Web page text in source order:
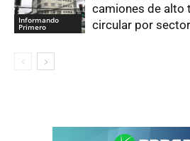
Informando
Primero
camiones de alto
circular por